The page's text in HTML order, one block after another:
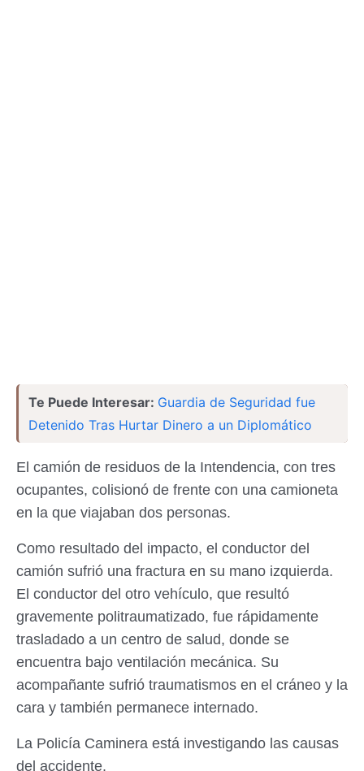
Te Puede Interesar: Guardia de Seguridad fue
Detenido Tras Hurtar Dinero a un Diplomático
El camión de residuos de la Intendencia, con tres
ocupantes, colisionó de frente con una camioneta
en la que viajaban dos personas.
Como resultado del impacto, el conductor del
camión sufrió una fractura en su mano izquierda.
El conductor del otro vehículo, que resultó
gravemente politraumatizado, fue rápidamente
trasladado a un centro de salud, donde se
encuentra bajo ventilación mecánica. Su
acompañante sufrió traumatismos en el cráneo y la
cara y también permanece internado.
La Policía Caminera está investigando las causas
del accidente.